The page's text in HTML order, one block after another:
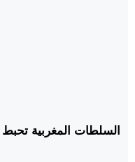
السلطات المغربية